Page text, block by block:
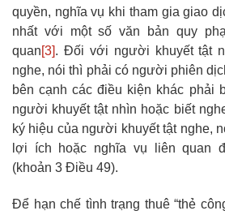
quyền, nghĩa vụ khi tham gia giao
nhất với một số văn bản quy
quan[3]. Đối với người khuyết tật
nghe, nói thì phải có người phiên
bên cạnh các điều kiện khác phải
người khuyết tật nhìn hoặc biết
ký hiệu của người khuyết tật nghe,
lợi ích hoặc nghĩa vụ liên quan
(khoản 3 Điều 49).
Để hạn chế tình trạng thuê “thẻ